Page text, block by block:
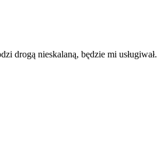
drogą nieskalaną, będzie mi usługiwał.